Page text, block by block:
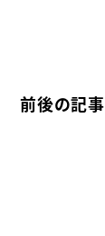
前後の記事